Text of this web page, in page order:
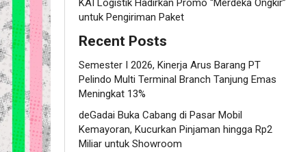
KAI Logistik Hadirkan Promo “Merdeka Ongkir”
untuk Pengiriman Paket
Recent Posts
Semester I 2026, Kinerja Arus Barang PT
Pelindo Multi Terminal Branch Tanjung Emas
Meningkat 13%
deGadai Buka Cabang di Pasar Mobil
Kemayoran, Kucurkan Pinjaman hingga Rp2
Miliar untuk Showroom